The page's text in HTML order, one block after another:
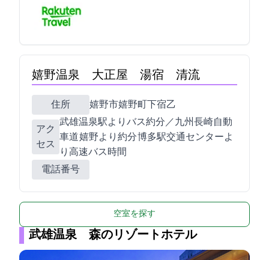
嬉野温泉 大正屋 湯宿 清流
住所 嬉野市嬉野町下宿乙2314
アク
セス
JR武雄温泉駅よりバス約25分／九州長崎自動
車道 嬉野ICより約10分/ 博多駅交通センターよ
り高速バス2時間
電話番号
空室を探す
武雄温泉 森のリゾートホテル